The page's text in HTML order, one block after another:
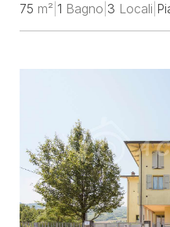
75 m² 1 Bagno 3 Locali